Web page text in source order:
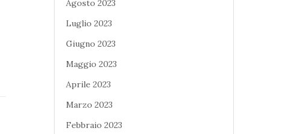
Agosto 2023
Luglio 2023
Giugno 2023
Maggio 2023
Aprile 2023
Marzo 2023
Febbraio 2023